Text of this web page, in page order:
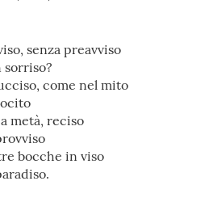
senza preavviso
sorriso?
come nel mito
metà, reciso
bocche in viso